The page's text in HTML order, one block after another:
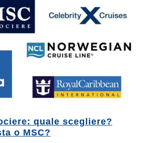
quale scegliere?
o MSC?